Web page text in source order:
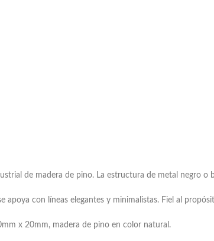
de madera de pino. La estructura de metal negro
apoya con líneas elegantes y minimalistas. Fiel al
x 20mm, madera de pino en color natural.